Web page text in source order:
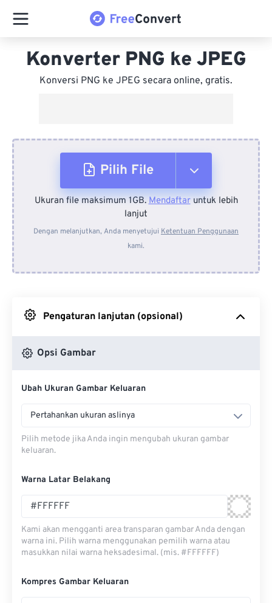
Konverter PNG ke JPEG
Konversi PNG ke JPEG secara online, gratis.
Pilih File
Dari Perangkat
Dari Dropbox
Ukuran file maksimum 1GB.Mendaftaruntuk lebih
lanjut
Dengan melanjutkan, Anda menyetujui Ketentuan Penggunaan
kami.
Pengaturan lanjutan (opsional)
Opsi Gambar
Ubah Ukuran Gambar Keluaran
Pertahankan ukuran aslinya
Pilih metode jika Anda ingin mengubah ukuran gambar
keluaran.
Warna Latar Belakang
Kami akan mengganti area transparan gambar Anda dengan
warna ini. Pilih warna menggunakan pemilih warna atau
masukkan nilai warna heksadesimal. (mis. #FFFFFF)
Kompres Gambar Keluaran